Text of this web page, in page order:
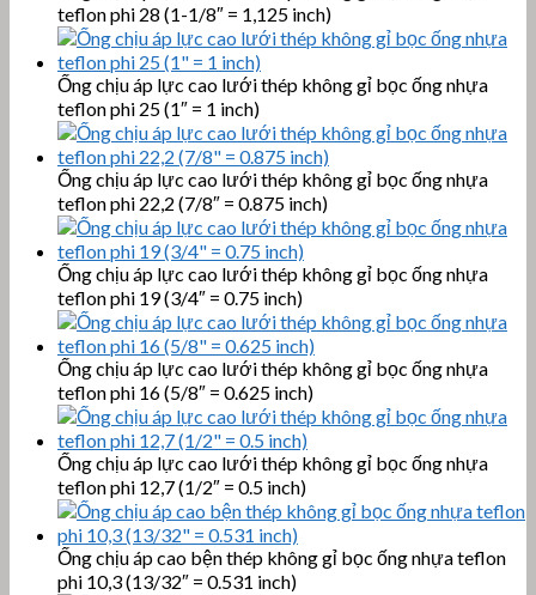
teflon phi 28 (1-1/8″ = 1,125 inch)
Ống chịu áp lực cao lưới thép không gỉ bọc ống nhựa
teflon phi 25 (1″ = 1 inch)
Ống chịu áp lực cao lưới thép không gỉ bọc ống nhựa
teflon phi 22,2 (7/8″ = 0.875 inch)
Ống chịu áp lực cao lưới thép không gỉ bọc ống nhựa
teflon phi 19 (3/4″ = 0.75 inch)
Ống chịu áp lực cao lưới thép không gỉ bọc ống nhựa
teflon phi 16 (5/8″ = 0.625 inch)
Ống chịu áp lực cao lưới thép không gỉ bọc ống nhựa
teflon phi 12,7 (1/2″ = 0.5 inch)
Ống chịu áp cao bện thép không gỉ bọc ống nhựa teflon
phi 10,3 (13/32″ = 0.531 inch)